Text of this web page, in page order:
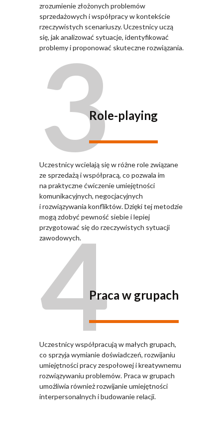
zrozumienie złożonych problemów
sprzedażowych i współpracy w kontekście
rzeczywistych scenariuszy. Uczestnicy uczą
się, jak analizować sytuacje, identyfikować
problemy i proponować skuteczne rozwiązania.
3Role-playing
Uczestnicy wcielają się w różne role związane
ze sprzedażą i współpracą, co pozwala im
na praktyczne ćwiczenie umiejętności
komunikacyjnych, negocjacyjnych
i rozwiązywania konfliktów. Dzięki tej metodzie
mogą zdobyć pewność siebie i lepiej
przygotować się do rzeczywistych sytuacji
zawodowych.
4Praca w grupach
Uczestnicy współpracują w małych grupach,
co sprzyja wymianie doświadczeń, rozwijaniu
umiejętności pracy zespołowej i kreatywnemu
rozwiązywaniu problemów. Praca w grupach
umożliwia również rozwijanie umiejętności
interpersonalnych i budowanie relacji.